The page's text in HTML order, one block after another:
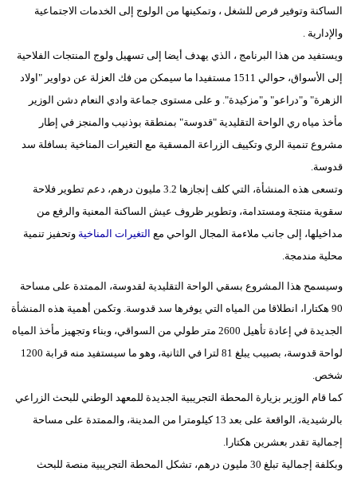
أبراج
فيديو
سيارات
الساكنة وتوفير فرص للشغل ، وتمكينها من الولوج إلى الخدمات الاجتماعية
والإدارية .
ويستفيد من هذا البرنامج ، الذي يهدف أيضا إلى تسهيل ولوج المنتجات الفلاحية
إلى الأسواق، حوالي 1511 مستفيدا ما سيمكن من فك العزلة عن دواوير "اولاد
الزهرة" و"دراعو" و"مزكيدة". و على مستوى جماعة وادي النعام دشن الوزير
مأخذ مياه ري الواحة التقليدية "قدوسة" بمنطقة بوذنيب والمنجز في إطار
مشروع تنمية الري وتكييف الزراعة المسقية مع التغيرات المناخية بسافلة سد
قدوسة.
وتسعى هذه المنشأة، التي كلف إنجازها 3.2 مليون درهم، دعم تطوير فلاحة
سقوية منتجة ومستدامة، وتطوير ظروف عيش الساكنة المعنية والرفع من
مداخيلها، إلى جانب ملاءمة المجال الواحي مع التغيرات المناخية وتحفيز تنمية
محلية مندمجة.
وسيسمح هذا المشروع بسقي الواحة التقليدية لقدوسة، الممتدة على مساحة
90 هكتارا، انطلاقا من المياه التي يوفرها سد قدوسة. وتكمن أهمية هذه المنشأة
الجديدة في إعادة تأهيل 2600 متر طولي من السواقي، وبناء وتجهيز مأخذ المياه
لواحة قدوسة، بصبيب يبلغ 81 لترا في الثانية، وهو ما سيستفيد منه قرابة 1200
شخص.
كما قام الوزیر بزیارة المحطة التجریبیة الجدیدة للمعھد الوطني للبحث الزراعي
بالرشیدیة، الواقعة على بعد 13 كیلومترا من المدينة، والممتدة على مساحة
إجمالیة تقدر بعشرین هكتارا.
وبكلفة إجمالیة تبلغ 30 ملیون درهم، تشكل المحطة التجریبیة منصة للبحث